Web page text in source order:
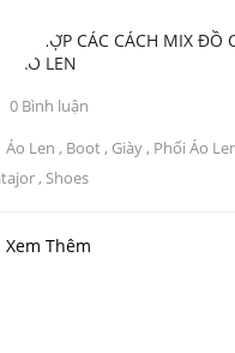
HỢP CÁC CÁCH MIX ĐỒ
ÁO LEN
0 Bình luận
Áo Len , Boot, Giày, Phối Áo
, Shoes
Xem Thêm